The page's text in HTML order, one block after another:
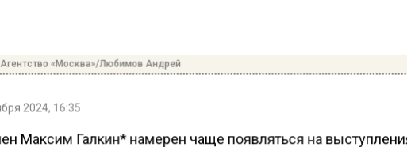
«Москва»/Любимов Андрей
2024, 16:35
Максим Галкин* намерен чаще появляться на